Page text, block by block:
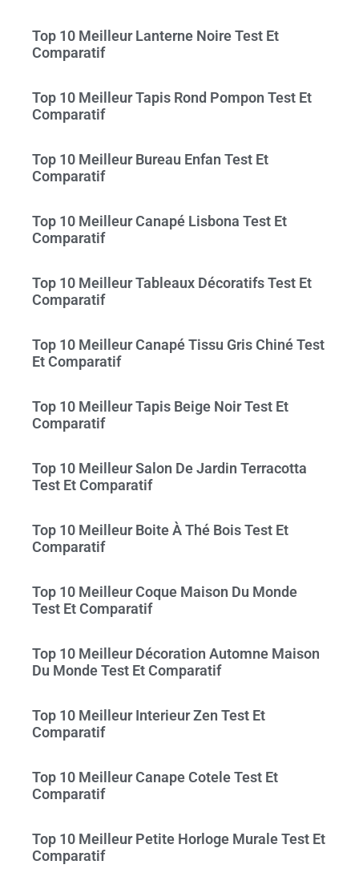
Top 10 Meilleur Lanterne Noire Test Et
Comparatif
Top 10 Meilleur Tapis Rond Pompon Test Et
Comparatif
Top 10 Meilleur Bureau Enfan Test Et
Comparatif
Top 10 Meilleur Canapé Lisbona Test Et
Comparatif
Top 10 Meilleur Tableaux Décoratifs Test Et
Comparatif
Top 10 Meilleur Canapé Tissu Gris Chiné Test
Et Comparatif
Top 10 Meilleur Tapis Beige Noir Test Et
Comparatif
Top 10 Meilleur Salon De Jardin Terracotta
Test Et Comparatif
Top 10 Meilleur Boite À Thé Bois Test Et
Comparatif
Top 10 Meilleur Coque Maison Du Monde
Test Et Comparatif
Top 10 Meilleur Décoration Automne Maison
Du Monde Test Et Comparatif
Top 10 Meilleur Interieur Zen Test Et
Comparatif
Top 10 Meilleur Canape Cotele Test Et
Comparatif
Top 10 Meilleur Petite Horloge Murale Test Et
Comparatif